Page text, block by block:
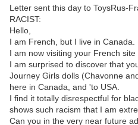
Letter sent this day to ToysRus-
RACIST:
Hello,
I am French, but I live in Canada.
I am now visiting your French
I am surprised to discover that
Journey Girls dolls (Chavonne
here in Canada, and 'to USA.
I find it totally disrespectful for
shows such racism that I am
Can you in the very near future